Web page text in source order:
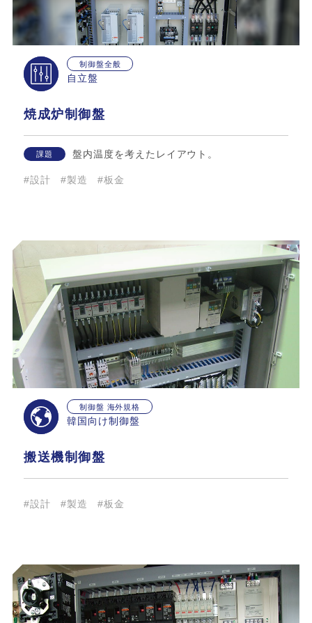
制御盤全般
自立盤
焼成炉制御盤
課題 盤内温度を考えたレイアウト。
#設計 #製造 #板金
制御盤 海外規格
韓国向け制御盤
搬送機制御盤
#設計 #製造 #板金